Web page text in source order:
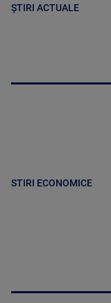
ȘTIRI ACTUALE
STIRI ECONOMICE